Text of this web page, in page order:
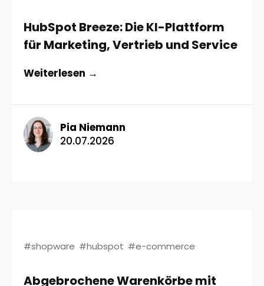
HubSpot Breeze: Die KI-Plattform
für Marketing, Vertrieb und Service
Weiterlesen →
Pia Niemann
20.07.2026
#shopware #hubspot #e-commerce
Abgebrochene Warenkörbe mit